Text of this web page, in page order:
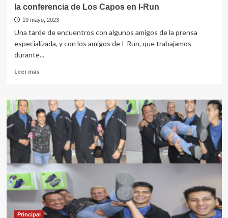
la conferencia de Los Capos en I-Run
19 mayo, 2023
Una tarde de encuentros con algunos amigos de la prensa
especializada, y con los amigos de I-Run, que trabajamos
durante...
Leer másLeer
la
conferencia
de
Los
Capos
en
I-
Run
Principal